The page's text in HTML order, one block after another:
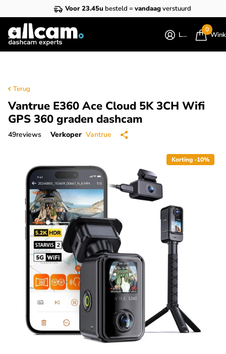
Voor 23.45u besteld = vandaagverstuurd
Login
0
Terug
Vantrue E360 Ace Cloud 5K 3CH Wifi
GPS 360 graden dashcam
49reviews Verkoper Vantrue
Korting -10%